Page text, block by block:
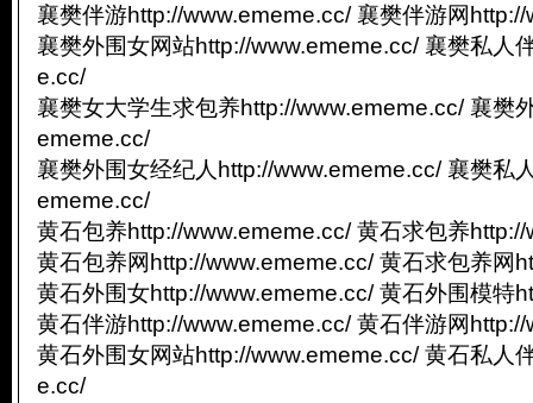
襄樊伴游http://www.ememe.cc/ 襄樊伴游网
襄樊外围女网站http://www.ememe.cc/ 襄樊私人
e.cc/
襄樊女大学生求包养http://www.ememe.cc/ 襄樊
ememe.cc/
襄樊外围女经纪人http://www.ememe.cc/ 襄樊私
ememe.cc/
黄石包养http://www.ememe.cc/ 黄石求包养
黄石包养网http://www.ememe.cc/ 黄石求包养网
黄石外围女http://www.ememe.cc/ 黄石外围模特
黄石伴游http://www.ememe.cc/ 黄石伴游网
黄石外围女网站http://www.ememe.cc/ 黄石私人
e.cc/